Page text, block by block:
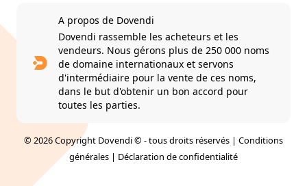
A propos de Dovendi
Dovendi rassemble les acheteurs et les
vendeurs. Nous gérons plus de 250 000 noms
de domaine internationaux et servons
d'intermédiaire pour la vente de ces noms,
dans le but d'obtenir un bon accord pour
toutes les parties.
© 2026 Copyright Dovendi © - tous droits réservés | Conditions
générales | Déclaration de confidentialité